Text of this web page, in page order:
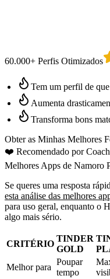
60.000+ Perfis Otimizados
Tem um perfil de
Aumenta
Transforma bons
Obter as Minhas Melhores
❤️ Recomendado por
Melhores Apps de Namoro
Se queres uma resposta
esta análise das melhores
para uso geral, enquanto o
algo mais sério.
CRITÉRIO
TINDER
GOLD
Melhor para
Poupar
tempo